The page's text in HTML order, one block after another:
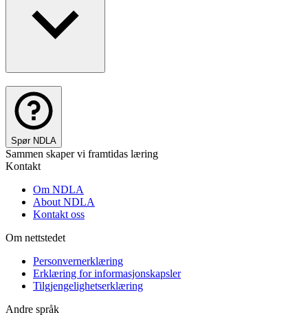
Spør NDLA
Sammen skaper vi framtidas læring
Kontakt
Om NDLA
About NDLA
Kontakt oss
Om nettstedet
Personvernerklæring
Erklæring for informasjonskapsler
Tilgjengelighetserklæring
Andre språk